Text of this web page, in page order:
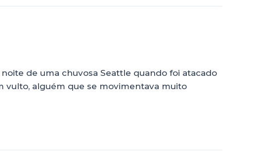
de uma chuvosa Seattle quando foi atacado
vulto, alguém que se movimentava muito